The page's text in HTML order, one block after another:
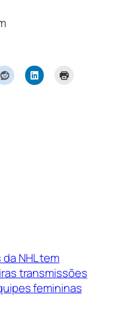
NHL tem
transmissões
femininas